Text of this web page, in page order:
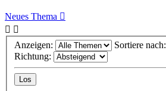
Neues Thema
Anzeigen:
Sortiere nach:
Richtung: